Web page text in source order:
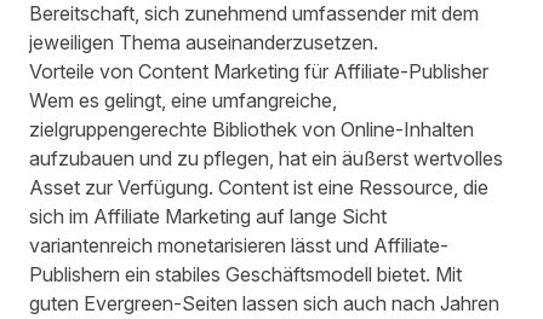
Bereitschaft, sich zunehmend umfassender mit dem
jeweiligen Thema auseinanderzusetzen.
Vorteile von Content Marketing für Affiliate-Publisher
Wem es gelingt, eine umfangreiche,
zielgruppengerechte Bibliothek von Online-Inhalten
aufzubauen und zu pflegen, hat ein äußerst wertvolles
Asset zur Verfügung. Content ist eine Ressource, die
sich im Affiliate Marketing auf lange Sicht
variantenreich monetarisieren lässt und Affiliate-
Publishern ein stabiles Geschäftsmodell bietet. Mit
guten Evergreen-Seiten lassen sich auch nach Jahren